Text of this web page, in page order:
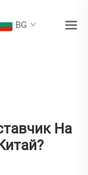
BG
На